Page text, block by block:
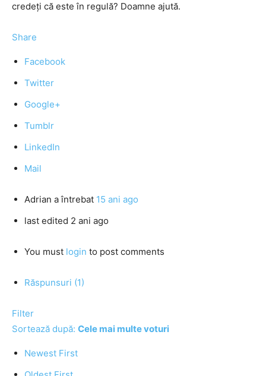
credeţi că este în regulă? Doamne ajută.
Share
Facebook
Twitter
Google+
Tumblr
LinkedIn
Mail
Adrian a întrebat 15 ani ago
last edited 2 ani ago
You must login to post comments
Răspunsuri (1)
Filter
Sortează după: Cele mai multe voturi
Newest First